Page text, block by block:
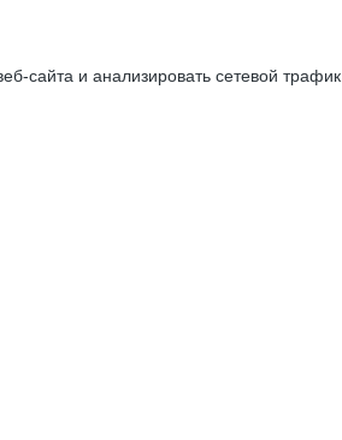
сайта и анализировать сетевой трафик.